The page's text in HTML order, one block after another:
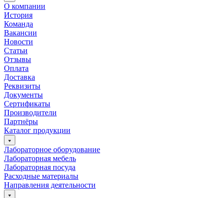
О компании
История
Команда
Вакансии
Новости
Статьи
Отзывы
Оплата
Доставка
Реквизиты
Документы
Сертификаты
Производители
Партнёры
Каталог продукции
Лабораторное оборудование
Лабораторная мебель
Лабораторная посуда
Расходные материалы
Направления деятельности